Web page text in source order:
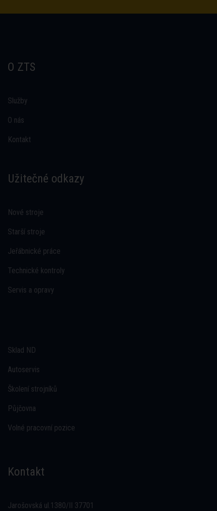
O ZTS
Služby
O nás
Kontakt
Užitečné odkazy
Nové stroje
Starší stroje
Jeřábnické práce
Technické kontroly
Servis a opravy
Sklad ND
Autoservis
Školení strojníků
Půjčovna
Volné pracovní pozice
Kontakt
Jarošovská ul.1380/II 37701